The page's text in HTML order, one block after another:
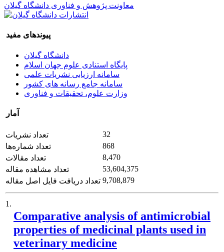
معاونت پژوهش و فناوری دانشگاه گیلان
پیوندهای مفید
دانشگاه گیلان
پایگاه استنادی علوم جهان اسلام
سامانه ارزیابی نشریات علمی
سامانه جامع رسانه های کشور
وزارت علوم، تحقیقات و فناوری
آمار
تعداد نشریات
32
تعداد شماره‌ها
868
تعداد مقالات
8,470
تعداد مشاهده مقاله
53,604,375
تعداد دریافت فایل اصل مقاله 9,708,879
1.
Comparative analysis of antimicrobial
properties of medicinal plants used in
veterinary medicine